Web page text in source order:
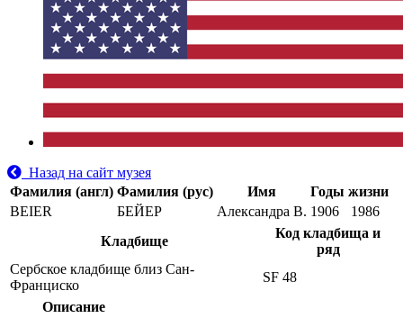
Назад на сайт музея
Фамилия (англ) Фамилия (рус) Имя
Годы жизни
BEIER
БЕЙЕР Александра В. 1906
1986
Кладбище
Код кладбища и
ряд
Сербское кладбище близ Сан-
Франциско
SF 48
Описание